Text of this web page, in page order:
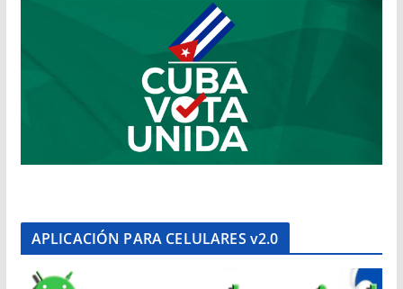
APLICACIÓN PARA CELULARES v2.0